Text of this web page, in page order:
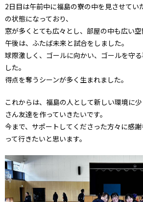
2日目は午前中に福島の寮の中を見させてい
の状態になっており、
窓が多くとても広々とし、部屋の中も広い空
午後は、ふたば未来と試合をしました。
球際激しく、ゴールに向かい、ゴールを守
した。
得点を奪うシーンが多く生まれました。
これからは、福島の人として新しい環境に
さん友達を作っていきたいです。
今まで、サポートしてくださった方々に感
って行きたいと思います。